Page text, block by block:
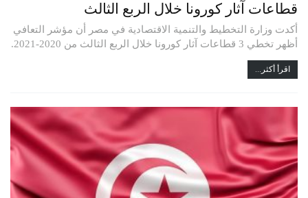
قطاعات آثار كورونا خلال الربع الثالث
أكدت وزارة التخطيط والتنمية الاقتصادية في مصر أن مؤشر التعافي
أظهر تخطي 3 قطاعات آثار كورونا خلال الربع الثالث من 2020-2021.
اقرأ أكثر...